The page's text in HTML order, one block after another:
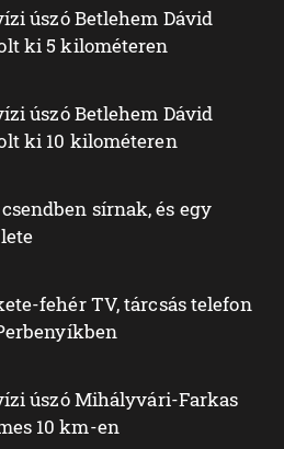
úszó Betlehem Dávid
ki 5 kilométeren
úszó Betlehem Dávid
ki 10 kilométeren
sírnak, és egy
fehér TV, tárcsás telefon
úszó Mihályvári-Farkas
10 km-en